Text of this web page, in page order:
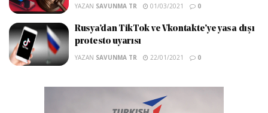
YAZAN SAVUNMA TR 01/03/2021 0
Rusya’dan TikTok ve Vkontakte’ye yasa dışı
protesto uyarısı
YAZAN SAVUNMA TR 22/01/2021 0